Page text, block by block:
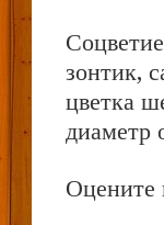
зонтик,
цветка
диаметр
Оцените